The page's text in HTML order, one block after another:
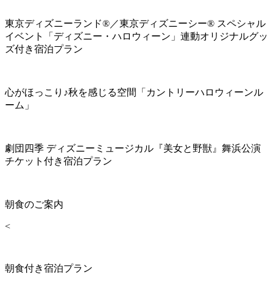
東京ディズニーランド®／東京ディズニーシー® スペシャル
イベント「ディズニー・ハロウィーン」連動オリジナルグッ
ズ付き宿泊プラン
心がほっこり♪秋を感じる空間「カントリーハロウィーンル
ーム」
劇団四季 ディズニーミュージカル『美女と野獣』舞浜公演
チケット付き宿泊プラン
朝食のご案内
<
朝食付き宿泊プラン